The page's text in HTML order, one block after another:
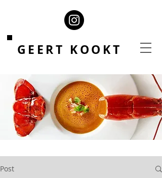
GEERT KOOKT
Post